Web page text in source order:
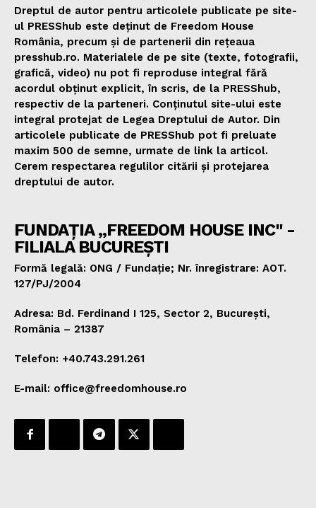
Dreptul de autor pentru articolele publicate pe site-
ul PRESShub este deținut de Freedom House
România, precum și de partenerii din rețeaua
presshub.ro. Materialele de pe site (texte, fotografii,
grafică, video) nu pot fi reproduse integral fără
acordul obținut explicit, în scris, de la PRESShub,
respectiv de la parteneri. Conținutul site-ului este
integral protejat de Legea Dreptului de Autor. Din
articolele publicate de PRESShub pot fi preluate
maxim 500 de semne, urmate de link la articol.
Cerem respectarea regulilor citării și protejarea
dreptului de autor.
FUNDAȚIA „FREEDOM HOUSE INC" -
FILIALA BUCUREȘTI
Formă legală: ONG / Fundație; Nr. înregistrare: AOT.
127/PJ/2004
Adresa: Bd. Ferdinand I 125, Sector 2, București,
România – 21387
Telefon: +40.743.291.261
E-mail: office@freedomhouse.ro